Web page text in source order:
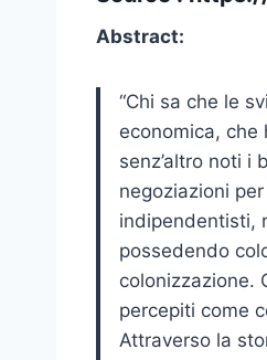
Abstract:
“Chi sa che le
economica, che
senz’altro noti i
negoziazioni
indipendentisti,
possedendo
colonizzazione.
percepiti come
Attraverso la